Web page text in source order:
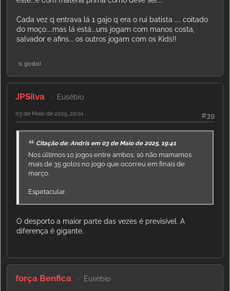
Cada vez q entrava lá 1 gajo q era o rui batista .... coitado
do moço....mas lá está...uns jogam com manos costa,
salvador e afins... os outros jogam com os Kids!!
(1 gosto)
JPSilva Eusébio
#39
03 de Maio de 2025, 20:01
Citação de: Andris em 03 de Maio de 2025, 19:41
Nos últimos 10 jogos entre ambos, só não mamamos
mais de 35 golos no jogo que ocorreu em finais de
março.
Espetacular.
O desporto a maior parte das vezes é previsível. A
diferença é gigante.
força Benfica Eusébio